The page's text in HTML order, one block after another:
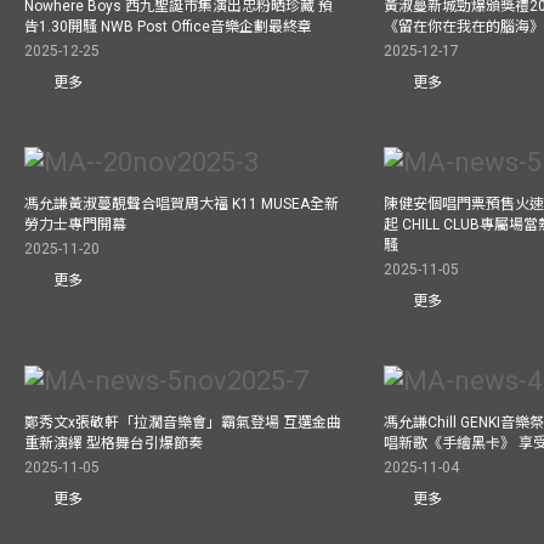
Nowhere Boys 西九聖誕市集演出忠粉晒珍藏 預
告1.30開騷 NWB Post Office音樂企劃最終章
2025-12-25
更多
黃淑蔓新城勁爆頒獎禮
《留在你在我在的腦海
2025-12-17
更多
馮允謙黃淑蔓靚聲合唱賀周大福 K11 MUSEA全新
勞力士專門開幕
2025-11-20
更多
陳健安個唱門票預售火
起 CHILL CLUB專屬場
騷
2025-11-05
更多
鄭秀文x張敬軒「拉濶音樂會」霸氣登場 互選金曲
重新演繹 型格舞台引爆節奏
2025-11-05
更多
馮允謙Chill GENKI音樂
唱新歌《手繪黑卡》 享
2025-11-04
更多